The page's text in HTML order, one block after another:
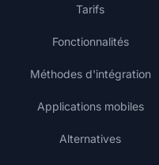
Tarifs
Fonctionnalités
Méthodes d'intégration
Applications mobiles
Alternatives